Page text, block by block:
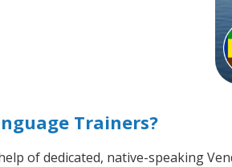
Trainers?
of dedicated, native-speaking